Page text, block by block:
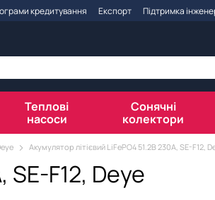
кредитування Експорт Підтримка
Теплові
насоси
Сонячні
колектори
Акумулятор літієвий LiFePO4 51.2В 230A, SE-F12,
SE-F12, Deye